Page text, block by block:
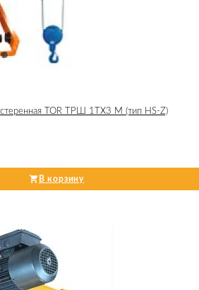
TOR ТРШ 1ТХ3 М (тип HS-Z)
В корзину